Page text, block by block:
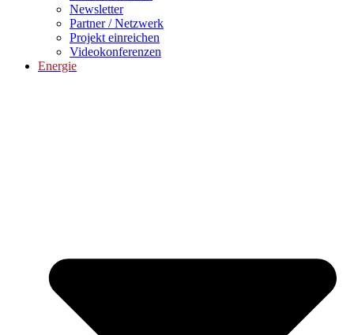
Newsletter
Partner / Netzwerk
Projekt einreichen
Videokonferenzen
Energie